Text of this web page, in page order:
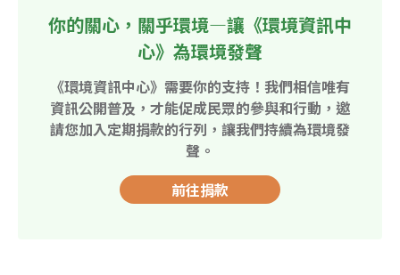
你的關心，關乎環境—讓《環境資訊中
心》為環境發聲
《環境資訊中心》需要你的支持！我們相信唯有
資訊公開普及，才能促成民眾的參與和行動，邀
請您加入定期捐款的行列，讓我們持續為環境發
聲。
前往捐款